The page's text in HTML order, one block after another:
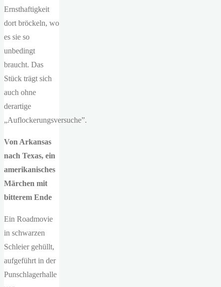
Ernsthaftigkeit
dort bröckeln, wo
es sie so
unbedingt
braucht. Das
Stück trägt sich
auch ohne
derartige
„Auflockerungsversuche”.
Von Arkansas
nach Texas, ein
amerikanisches
Märchen mit
bitterem Ende
Ein Roadmovie
in schwarzen
Schleier gehüllt,
aufgeführt in der
Punschlagerhalle